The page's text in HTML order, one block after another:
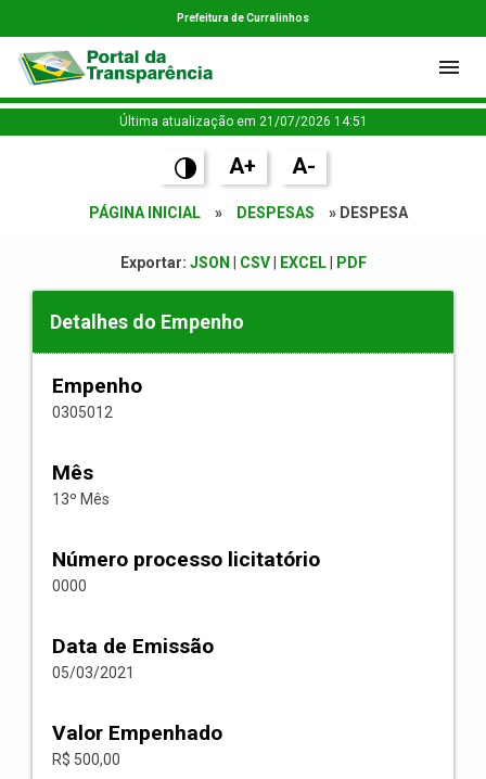
Prefeitura de Curralinhos
Última atualização em 21/07/2026 14:51
A+ A-
PÁGINA INICIAL » DESPESAS » DESPESA
Exportar: JSON CSV| EXCEL| PDF
Detalhes do Empenho
Empenho
0305012
Mês
13º Mês
Número processo licitatório
0000
Data de Emissão
05/03/2021
Valor Empenhado
R$ 500,00